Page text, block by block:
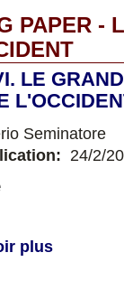
PAPER -
LE
Seminatore
24/2/
plus